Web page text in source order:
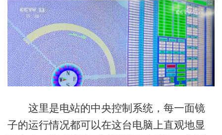
这里是电站的中央控制系统，每一面镜
子的运行情况都可以在这台电脑上直观地显